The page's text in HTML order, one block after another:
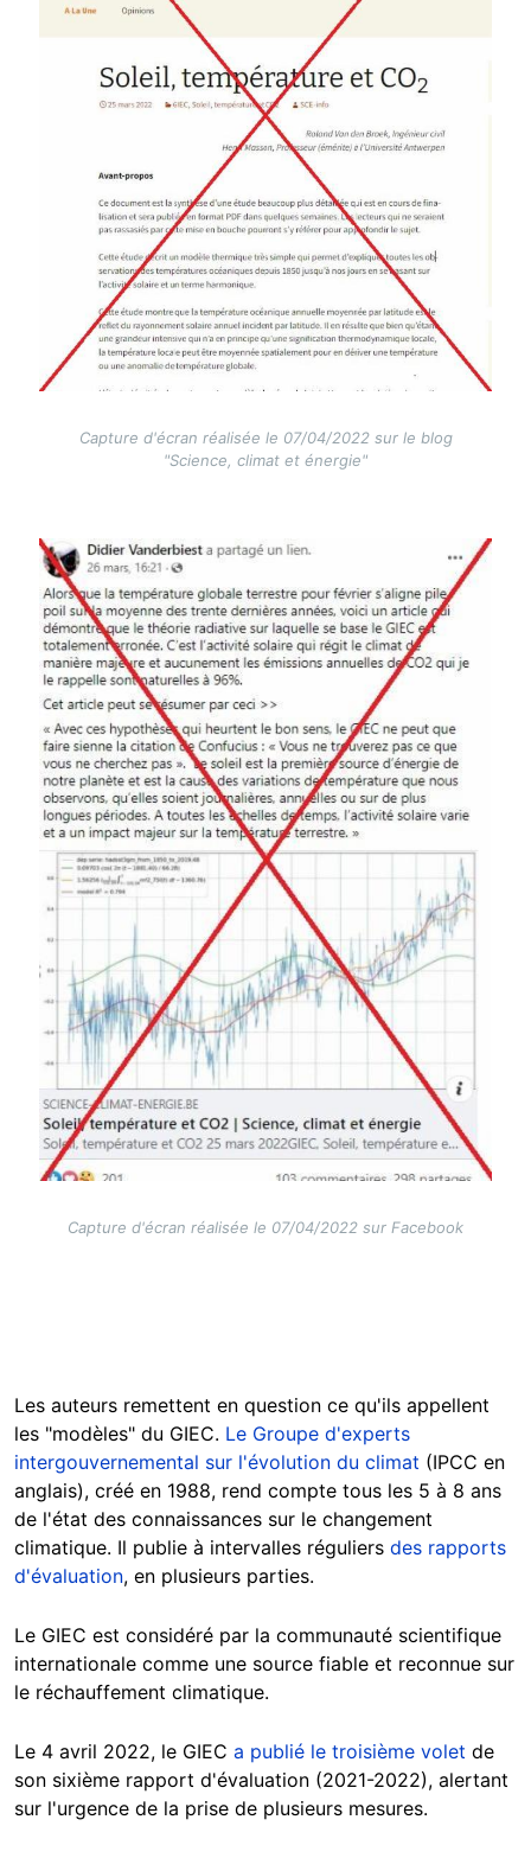
Capture d'écran réalisée le 07/04/2022 sur le blog
"Science, climat et énergie"
Image
Capture d'écran réalisée le 07/04/2022 sur Facebook
Les auteurs remettent en question ce qu'ils appellent
les "modèles" du GIEC. Le Groupe d'experts
intergouvernemental sur l'évolution du climat (IPCC en
anglais), créé en 1988, rend compte tous les 5 à 8 ans
de l'état des connaissances sur le changement
climatique. Il publie à intervalles réguliers des rapports
d'évaluation, en plusieurs parties.
Le GIEC est considéré par la communauté scientifique
internationale comme une source fiable et reconnue sur
le réchauffement climatique.
Le 4 avril 2022, le GIEC a publié le troisième volet de
son sixième rapport d'évaluation (2021-2022), alertant
sur l'urgence de la prise de plusieurs mesures.